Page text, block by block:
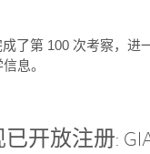
了第 100 次考察，
息。
已开放注册: